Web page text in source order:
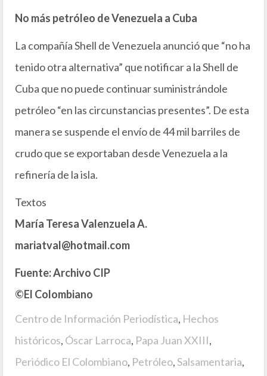
No más petróleo de Venezuela a Cuba
La compañía Shell de Venezuela anunció que “no ha
tenido otra alternativa” que notificar a la Shell de
Cuba que no puede continuar suministrándole
petróleo “en las circunstancias presentes”. De esta
manera se suspende el envío de 44 mil barriles de
crudo que se exportaban desde Venezuela a la
refinería de la isla.
Textos
María Teresa Valenzuela A.
mariatval@hotmail.com
Fuente: Archivo CIP
©El Colombiano
Centro de Información Periodística, Hechos
históricos, Óscar Larroca, Papa Juan XXIII,
Periódico El Colombiano, Petróleo,Salsamentaria,